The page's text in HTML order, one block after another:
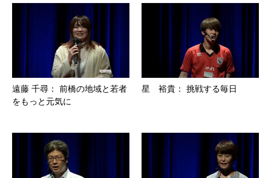
遠藤 千尋： 前橋の地域と若者
をもっと元気に
星 裕貴： 挑戦する毎日